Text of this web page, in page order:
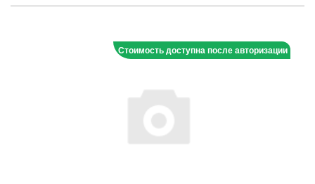
Стоимость доступна после авторизации